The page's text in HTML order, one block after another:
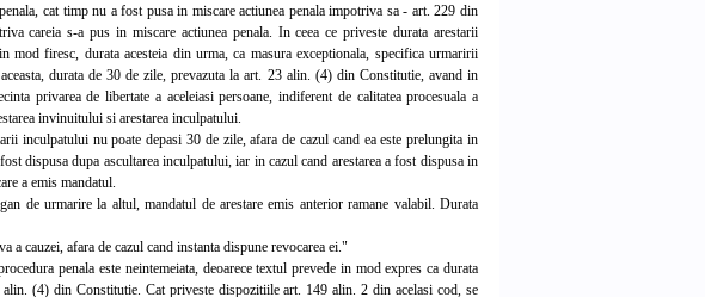
cat timp nu a fost pusa in miscare actiunea penala impotriva sa - art. 229 din
careia s-a pus in miscare actiunea penala. In ceea ce priveste durata arestarii
firesc, durata acesteia din urma, ca masura exceptionala, specifica urmaririi
durata de 30 de zile, prevazuta la art. 23 alin. (4) din Constitutie, avand in
privarea de libertate a aceleiasi persoane, indiferent de calitatea procesuala a
invinuitului si arestarea inculpatului.
nu poate depasi 30 de zile, afara de cazul cand ea este prelungita in
dispusa dupa ascultarea inculpatului, iar in cazul cand arestarea a fost dispusa in
a emis mandatul.
de urmarire la altul, mandatul de arestare emis anterior ramane valabil. Durata
cauzei, afara de cazul cand instanta dispune revocarea ei."
penala este neintemeiata, deoarece textul prevede in mod expres ca durata
(4) din Constitutie. Cat priveste dispozitiile art. 149 alin. 2 din acelasi cod, se